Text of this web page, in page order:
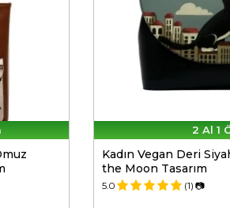
2 Al 1
Kadın Vegan Deri
the Moon Tasarım
5.0 (1) 📷